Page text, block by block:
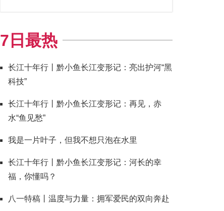
7日最热
长江十年行丨黔小鱼长江变形记：亮出护河“黑
科技”
长江十年行丨黔小鱼长江变形记：再见，赤
水“鱼见愁”
我是一片叶子，但我不想只泡在水里
长江十年行丨黔小鱼长江变形记：河长的幸
福，你懂吗？
八一特稿丨温度与力量：拥军爱民的双向奔赴